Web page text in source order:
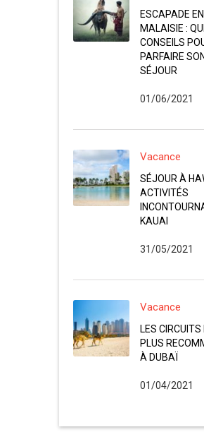
ESCAPADE EN
MALAISIE :
CONSEILS
PARFAIRE SON
SÉJOUR
01/06/2021
Vacance
SÉJOUR À
ACTIVITÉS
KAUAI
31/05/2021
Vacance
LES CIRCUITS
PLUS
À DUBAÏ
01/04/2021